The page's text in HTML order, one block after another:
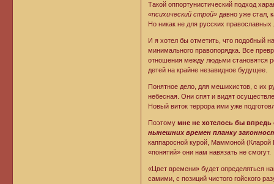
Такой оппортунистический подход
«психический строй» давно уже стал,
Но никак не для русских
И я хотел бы отметить, что подобный
минимального правопорядка. Все
отношения между людьми становятся
детей на крайне незавидное будущее.
Понятное дело, для мешихистов, с их
небесная. Они спят и видят
Новый виток террора ими уже
Поэтомумне не хотелось бы
нынешних времен планку
каппаросной курой, Маммоной
«понятий» они нам навязать не смогут.
«Цвет времени» будет определяться
самими, с позиций чистого гойского